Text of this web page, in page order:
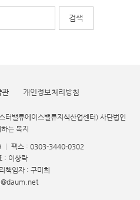
관 개인정보처리방침
밸류에이스밸류지식산업센터) 사단법인
는 복지
팩스 : 0303-3440-0302
: 이상락
책임자 : 구미희